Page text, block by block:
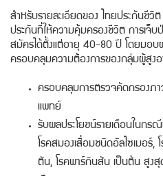
สำหรับรายละเอียดของ ไทยประกันชีวิ
ประกันที่ให้ความคุ้มครองชีวิต การเจ็บ
สมัครได้ตั้งแต่อายุ 40-80 ปี โดยมอบ
ครอบคลุมความต้องการของกลุ่มผู้สูงอ
ครอบคลุมการตรวจคัดกรองภา
แพทย์
รับผลประโยชน์รายเดือนในกรณี
โรคสมองเสื่อมชนิดอัลไซเมอร์
ตัน, โรคพาร์กินสัน เป็นต้น สูงสุ